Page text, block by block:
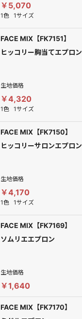
￥5,070
1色 1サイズ
FACE MIX【FK7151】
ヒッコリー胸当てエプロン
生地価格
￥4,320
1色 1サイズ
FACE MIX【FK7150】
ヒッコリーサロンエプロン
生地価格
￥4,170
1色 1サイズ
FACE MIX【FK7169】
ソムリエエプロン
生地価格
￥1,640
FACE MIX【FK7170】